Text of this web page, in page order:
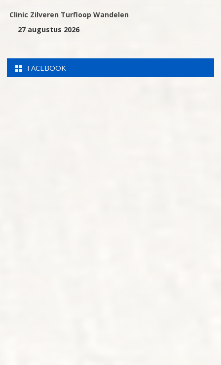
Clinic Zilveren Turfloop Wandelen
27 augustus 2026
FACEBOOK